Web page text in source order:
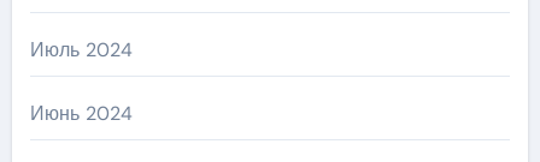
Июль 2024
Июнь 2024